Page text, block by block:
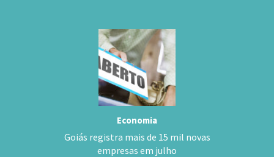
Economia
Goiás registra mais de 15 mil novas
empresas em julho